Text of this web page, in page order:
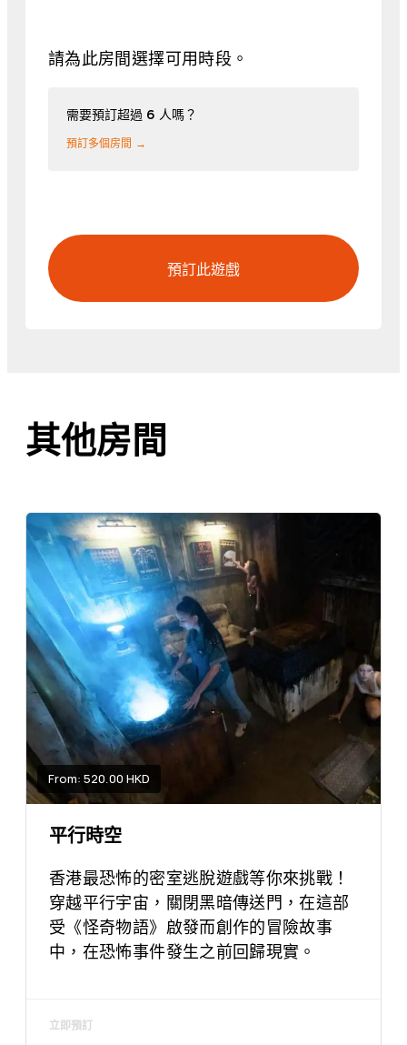
請為此房間選擇可用時段。
需要預訂超過 6 人嗎？
預訂多個房間 →
預訂此遊戲
其他房間
From: 520.00 HKD
平行時空
香港最恐怖的密室逃脫遊戲等你來挑戰！
穿越平行宇宙，關閉黑暗傳送門，在這部
受《怪奇物語》啟發而創作的冒險故事
中，在恐怖事件發生之前回歸現實。
立即預訂